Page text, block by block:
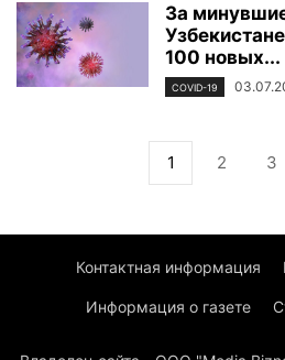
За
100 новых...
COVID-19
1 2 3
Контактная информация
Информация о газете